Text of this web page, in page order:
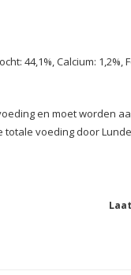
44,1%, Calcium:
en moet worden
voeding door